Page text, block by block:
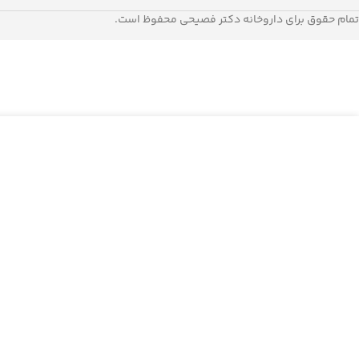
پیشگیری از بازگشت مجدد لک
تمام حقوق برای داروخانه دکتر فصیحی محفوظ است.